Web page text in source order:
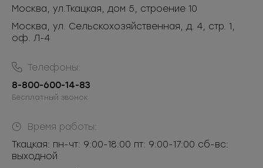
Москва, ул.Ткацкая, дом 5, строение 10
Москва, ул. Сельскохозяйственная, д. 4, стр. 1,
оф. Л-4
Телефоны:
8-800-600-14-83
Бесплатный звонок
Время работы:
Ткацкая: пн-чт: 9:00-18:00 пт: 9:00-17:00 сб-вс:
выходной